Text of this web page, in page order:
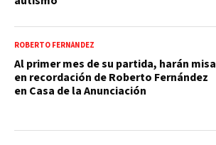
ROBERTO FERNÁNDEZ
Al primer mes de su partida, harán misa
en recordación de Roberto Fernández
en Casa de la Anunciación